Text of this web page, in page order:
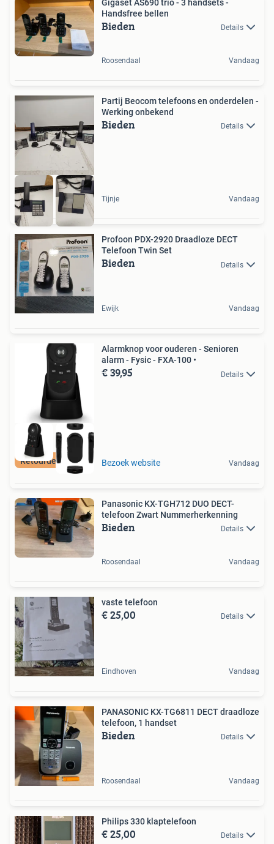
Gigaset AS690 trio - 3 handsets -
Handsfree bellen
Bieden Details
Roosendaal Vandaag
Partij Beocom telefoons en onderdelen -
Werking onbekend
Bieden Details
Tijnje Vandaag
Profoon PDX-2920 Draadloze DECT
Telefoon Twin Set
Bieden Details
Ewijk Vandaag
Retourdeal Korting
Alarmknop voor ouderen - Senioren
alarm - Fysic - FXA-100 •
€ 39,95 Details
Bezoek website Vandaag
Panasonic KX-TGH712 DUO DECT-
telefoon Zwart Nummerherkenning
Bieden Details
Roosendaal Vandaag
vaste telefoon
€ 25,00 Details
Eindhoven Vandaag
PANASONIC KX-TG6811 DECT draadloze
telefoon, 1 handset
Bieden Details
Roosendaal Vandaag
Philips 330 klaptelefoon
€ 25,00 Details